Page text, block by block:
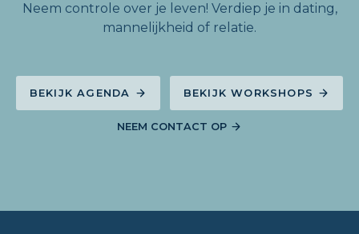
Neem controle over je leven! Verdiep je in dating,
mannelijkheid of relatie.
BEKIJK AGENDA BEKIJK WORKSHOPS
NEEM CONTACT OP